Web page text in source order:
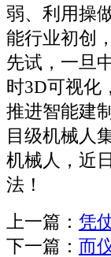
弱、利用操
能行业初创
先试，一旦
时3D可视化
推进智能建
目级机械人
机械人，近
法！
上一篇： 凭
下一篇： 而